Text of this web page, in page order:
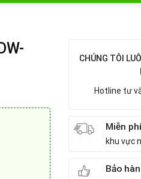
CHÚNG TÔI
Hotline tư
Miễn
khu vực
Bảo